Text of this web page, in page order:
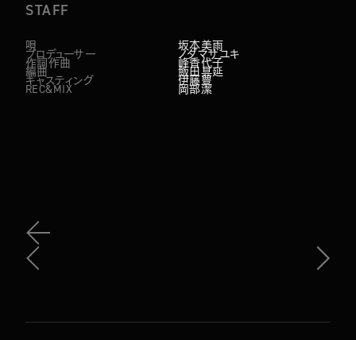
STAFF
唄 坂本美雨
プロデューサー ノダマサユキ
作詞作曲 峰香代子
編曲 飯田具延
キャスティング 伊藤豊
REC&MIX 岡部潔